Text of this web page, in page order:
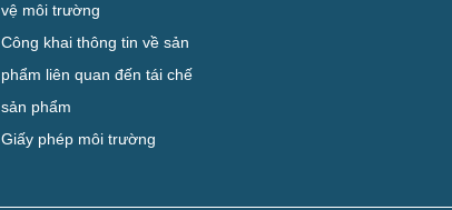
vệ môi trường
Công khai thông tin về sản
phẩm liên quan đến tái chế
sản phẩm
Giấy phép môi trường